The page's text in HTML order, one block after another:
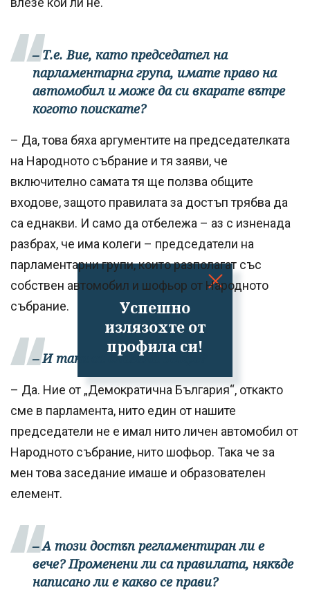
Успешно
излязохте от
профила си!
– Т.е. Вие, като председател на
парламентарна група, имате право на
автомобил и може да си вкарате вътре
когото поискате?
– Да, това бяха аргументите на председателката
на Народното събрание и тя заяви, че
включително самата тя ще ползва общите
входове, защото правилата за достъп трябва да
са еднакви. И само да отбележа – аз с изненада
разбрах, че има колеги – председатели на
парламентарни групи, които разполагат със
собствен автомобил и шофьор от Народното
събрание.
– И така са влизали вътре?
– Да. Ние от „Демократична България“, откакто
сме в парламента, нито един от нашите
председатели не е имал нито личен автомобил от
Народното събрание, нито шофьор. Така че за
мен това заседание имаше и образователен
елемент.
– А този достъп регламентиран ли е
вече? Променени ли са правилата, някъде
написано ли е какво се прави?